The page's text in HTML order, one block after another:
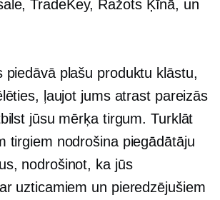
TradeKey, Ražots Ķīnā, un
piedāvā plašu produktu klāstu,
ļaujot jums atrast pareizās
jūsu mērķa tirgum. Turklāt
tirgiem nodrošina piegādātāju
nodrošinot, ka jūs
uzticamiem un pieredzējušiem